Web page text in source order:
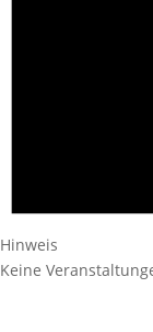
Hinweis
Keine